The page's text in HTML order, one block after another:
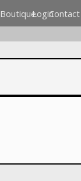
BoutiqueLoginContact